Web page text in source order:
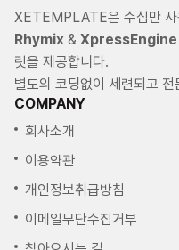
XETEMPLATE은 수십만 사
Rhymix & XpressEngine
릿을 제공합니다.
별도의 코딩없이 세련되고
COMPANY
회사소개
이용약관
개인정보취급방침
이메일무단수집거부